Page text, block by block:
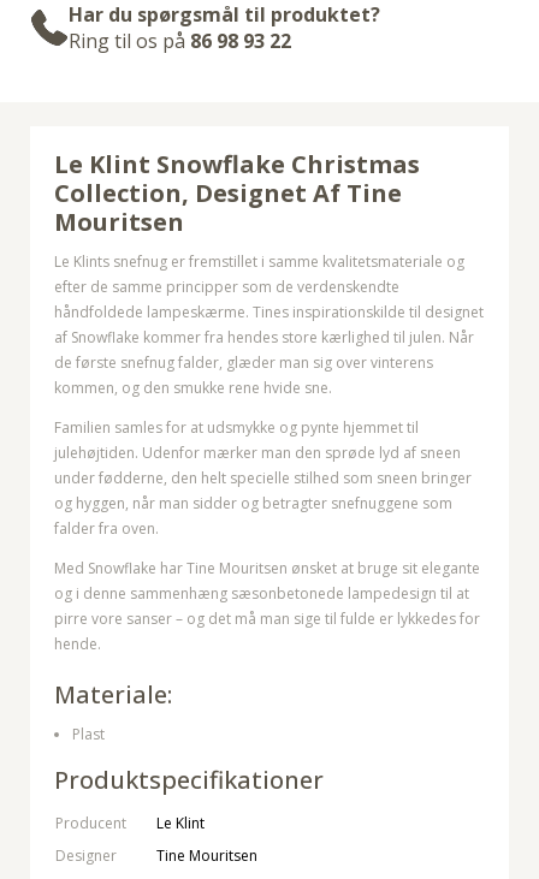
Har du spørgsmål til produktet?
Ring til os på 86 98 93 22
Le Klint Snowflake Christmas
Collection, Designet Af Tine
Mouritsen
Le Klints snefnug er fremstillet i samme kvalitetsmateriale og
efter de samme principper som de verdenskendte
håndfoldede lampeskærme. Tines inspirationskilde til designet
af Snowflake kommer fra hendes store kærlighed til julen. Når
de første snefnug falder, glæder man sig over vinterens
kommen, og den smukke rene hvide sne.
Familien samles for at udsmykke og pynte hjemmet til
julehøjtiden. Udenfor mærker man den sprøde lyd af sneen
under fødderne, den helt specielle stilhed som sneen bringer
og hyggen, når man sidder og betragter snefnuggene som
falder fra oven.
Med Snowflake har Tine Mouritsen ønsket at bruge sit elegante
og i denne sammenhæng sæsonbetonede lampedesign til at
pirre vore sanser – og det må man sige til fulde er lykkedes for
hende.
Materiale:
Plast
Produktspecifikationer
Producent
Le Klint
Designer
Tine Mouritsen